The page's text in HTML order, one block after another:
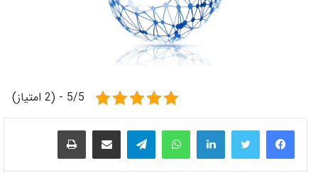
5/5 - (2 امتیاز)
لینکدینواتس آپ تلگرام اشتراک گذاری از طریق ایمیل چاپ